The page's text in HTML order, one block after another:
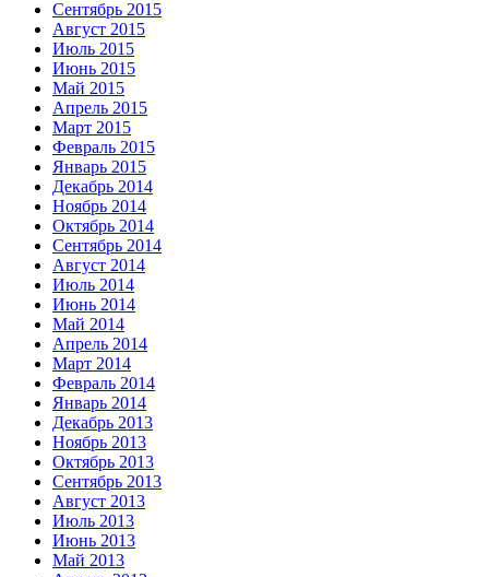
Сентябрь 2015
Август 2015
Июль 2015
Июнь 2015
Май 2015
Апрель 2015
Март 2015
Февраль 2015
Январь 2015
Декабрь 2014
Ноябрь 2014
Октябрь 2014
Сентябрь 2014
Август 2014
Июль 2014
Июнь 2014
Май 2014
Апрель 2014
Март 2014
Февраль 2014
Январь 2014
Декабрь 2013
Ноябрь 2013
Октябрь 2013
Сентябрь 2013
Август 2013
Июль 2013
Июнь 2013
Май 2013